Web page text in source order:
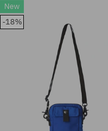
univerzálna veľkosť
New
-18%